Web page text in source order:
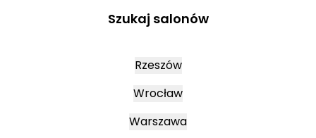
Szukaj salonów
Rzeszów
Wrocław
Warszawa